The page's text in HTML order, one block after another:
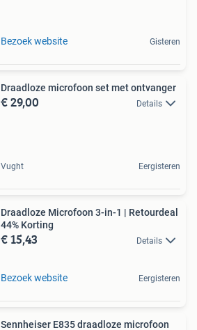
Bezoek website Gisteren
Draadloze microfoon set met ontvanger
€ 29,00 Details
Vught Eergisteren
Draadloze Microfoon 3-in-1 | Retourdeal
44% Korting
€ 15,43 Details
Bezoek website Eergisteren
Sennheiser E835 draadloze microfoon